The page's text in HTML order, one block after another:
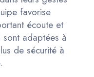
favorise
écoute et
sont adaptées à
de sécurité à